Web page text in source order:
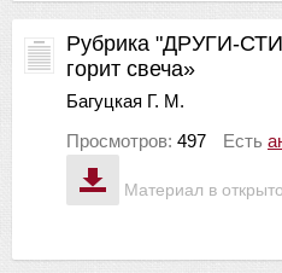
Материал в
Рубрика "ДРУГИ-
горит свеча»
Багуцкая Г. М.
Просмотров: 497 Есть